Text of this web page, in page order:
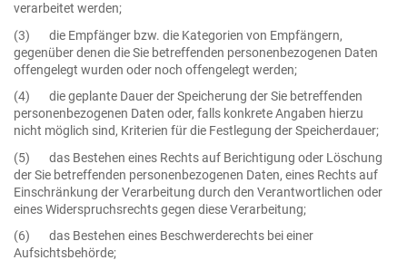
verarbeitet werden;
(3) die Empfänger bzw. die Kategorien von Empfängern,
gegenüber denen die Sie betreffenden personenbezogenen Daten
offengelegt wurden oder noch offengelegt werden;
(4) die geplante Dauer der Speicherung der Sie betreffenden
personenbezogenen Daten oder, falls konkrete Angaben hierzu
nicht möglich sind, Kriterien für die Festlegung der Speicherdauer;
(5) das Bestehen eines Rechts auf Berichtigung oder Löschung
der Sie betreffenden personenbezogenen Daten, eines Rechts auf
Einschränkung der Verarbeitung durch den Verantwortlichen oder
eines Widerspruchsrechts gegen diese Verarbeitung;
(6) das Bestehen eines Beschwerderechts bei einer
Aufsichtsbehörde;